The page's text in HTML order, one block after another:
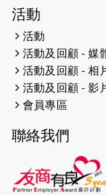
2026-04-19
2026-04-16
2026-04-12
2026-04-11
2026-04-10
活動
活動
活動及回顧 - 媒
活動及回顧 - 相
活動及回顧 - 影
會員專區
聯絡我們